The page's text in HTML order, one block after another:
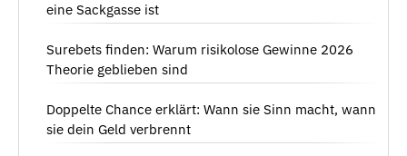
eine Sackgasse ist
Surebets finden: Warum risikolose Gewinne 2026
Theorie geblieben sind
Doppelte Chance erklärt: Wann sie Sinn macht, wann
sie dein Geld verbrennt